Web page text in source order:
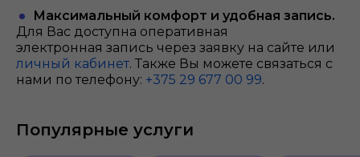
Максимальный комфорт и удобная запись.
Для Вас доступна оперативная
электронная запись через заявку на сайте или
личный кабинет. Также Вы можете связаться с
нами по телефону: +375 29 677 00 99.
Популярные услуги